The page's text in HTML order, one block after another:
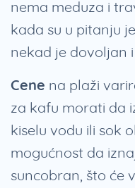
nema meduza i
kada su u pitanju
nekad je dovoljan
Cene na plaži
za kafu morati da
kiselu vodu ili sok
mogućnost da
suncobran, što će